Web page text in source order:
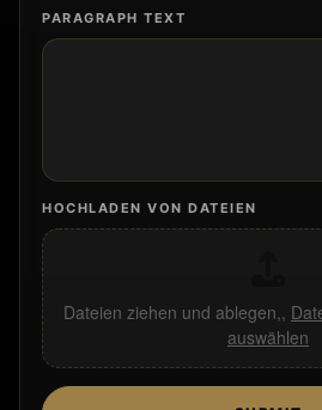
PARAGRAPH TEXT
HOCHLADEN VON DATEIEN
Dateien ziehen und ablegen,,
auswählen